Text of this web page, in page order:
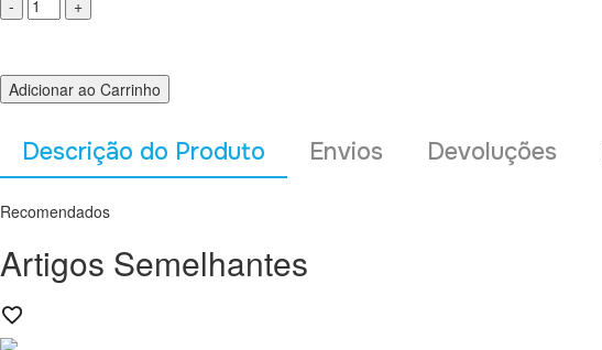
Adicionar ao Carrinho
Descrição do Produto Envios Devoluções
Recomendados
Artigos Semelhantes